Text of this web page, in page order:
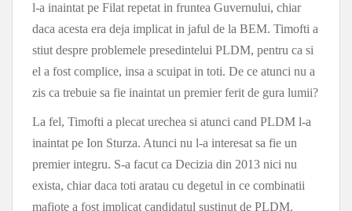
l-a inaintat pe Filat repetat in fruntea Guvernului, chiar
daca acesta era deja implicat in jaful de la BEM. Timofti a
stiut despre problemele presedintelui PLDM, pentru ca si
el a fost complice, insa a scuipat in toti. De ce atunci nu a
zis ca trebuie sa fie inaintat un premier ferit de gura lumii?
La fel, Timofti a plecat urechea si atunci cand PLDM l-a
inaintat pe Ion Sturza. Atunci nu l-a interesat sa fie un
premier integru. S-a facut ca Decizia din 2013 nici nu
exista, chiar daca toti aratau cu degetul in ce combinatii
mafiote a fost implicat candidatul sustinut de PLDM.